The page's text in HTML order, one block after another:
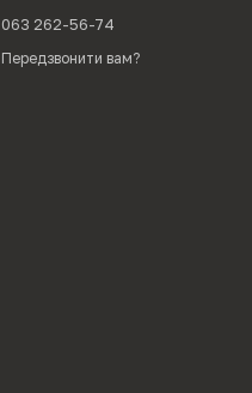
063 262-56-74
Передзвонити вам?